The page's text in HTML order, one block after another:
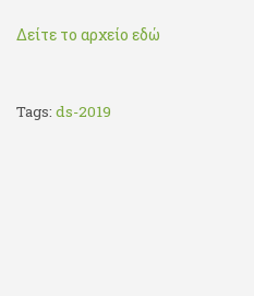
Δείτε το αρχείο εδώ
Tags: ds-2019